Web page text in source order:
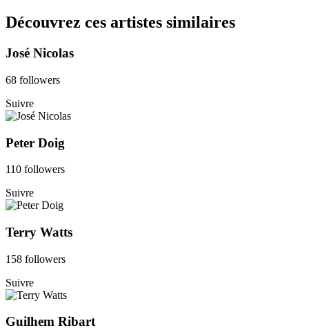
Découvrez ces artistes similaires
José Nicolas
68 followers
Suivre
Peter Doig
110 followers
Suivre
Terry Watts
158 followers
Suivre
Guilhem Ribart